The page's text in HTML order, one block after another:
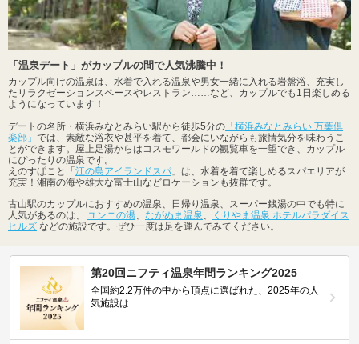
「温泉デート」がカップルの間で人気沸騰中！
カップル向けの温泉は、水着で入れる温泉や男女一緒に入れる岩盤浴、充実し
たリラクゼーションスペースやレストラン……など、カップルでも1日楽しめる
ようになっています！
デートの名所・横浜みなとみらい駅から徒歩5分の 「横浜みなとみらい 万葉倶
楽部」 では、素敵な浴衣や甚平を着て、都会にいながらも旅情気分を味わうこ
とができます。屋上足湯からはコスモワールドの観覧車を一望でき、カップル
にぴったりの温泉です。
えのすぱこと「江の島アイランドスパ 」は、水着を着て楽しめるスパエリアが
充実！湘南の海や雄大な富士山などロケーションも抜群です。
古山駅のカップルにおすすめの温泉、日帰り温泉、スーパー銭湯の中でも特に
人気があるのは、
ユンニの湯 ながぬま温泉
くりやま温泉 ホテルパラダイス
ヒルズ などの施設です。ぜひ一度は足を運んでみてください。
第20回ニフティ温泉年間ランキング2025
全国約2.2万件の中から頂点に選ばれた、2025年の人
気施設は…